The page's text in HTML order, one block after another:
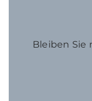
Bleiben Sie